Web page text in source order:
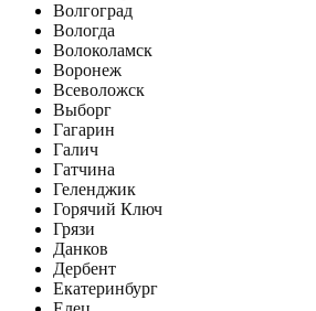
Волгоград
Вологда
Волоколамск
Воронеж
Всеволожск
Выборг
Гагарин
Галич
Гатчина
Геленджик
Горячий Ключ
Грязи
Данков
Дербент
Екатеринбург